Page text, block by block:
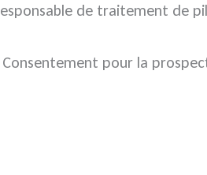
de traitement de
pour la